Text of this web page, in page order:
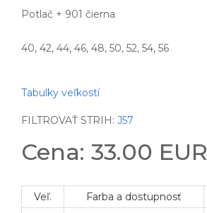
Potlač + 901 čierna
40, 42, 44, 46, 48, 50, 52, 54, 56
Tabulky veľkostí
FILTROVAŤ STRIH: J57
Cena: 33.00 EUR
Veľ. Farba a dostupnosť